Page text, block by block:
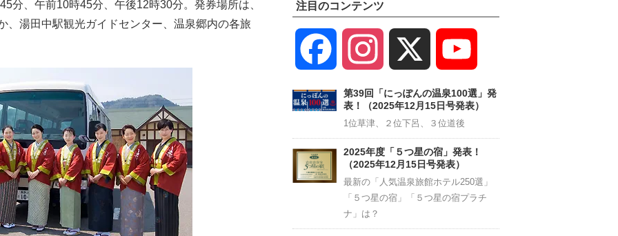
、午前10時45分、午後12時30分。発券場所は、
、湯田中駅観光ガイドセンター、温泉郷内の各旅
注目のコンテンツ
Facebook Instagram
Channel
第39回「にっぽんの温泉100選」発
表！（2025年12月15日号発表）
1位草津、２位下呂、３位道後
2025年度「５つ星の宿」発表！
（2025年12月15日号発表）
最新の「人気温泉旅館ホテル250選」
「５つ星の宿」「５つ星の宿プラチ
ナ」は？